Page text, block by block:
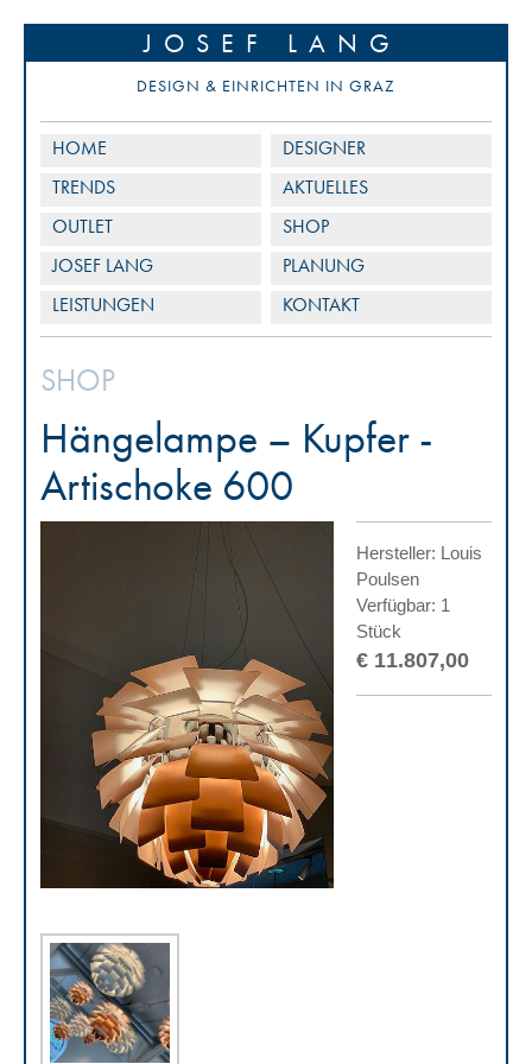
JOSEF LANG
DESIGN & EINRICHTEN IN GRAZ
HOME
DESIGNER
TRENDS
AKTUELLES
OUTLET
SHOP
JOSEF LANG
PLANUNG
LEISTUNGEN
KONTAKT
SHOP
Hängelampe – Kupfer -
Artischoke 600
Hersteller: Louis
Poulsen
Verfügbar: 1
Stück
€ 11.807,00